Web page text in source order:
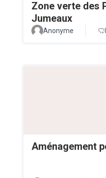
Zone verte des
Jumeaux
Anonyme
Aménagement